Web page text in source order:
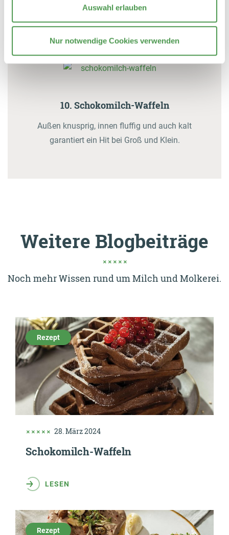
Auswahl erlauben
Nur notwendige Cookies verwenden
perfekte Sommerkuchen.
10. Schokomilch-Waffeln
Außen knusprig, innen fluffig und auch kalt
garantiert ein Hit bei Groß und Klein.
Weitere Blogbeiträge
Noch mehr Wissen rund um Milch und Molkerei.
Rezept
28. März 2024
Schokomilch-Waffeln
LESEN
Rezept